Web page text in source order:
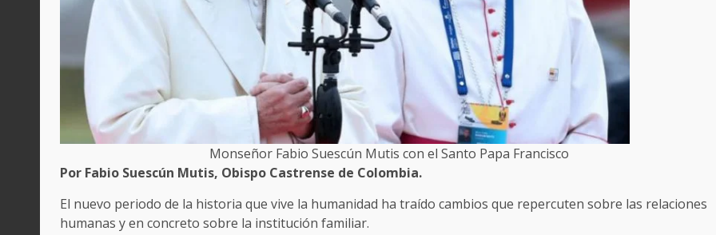
Monseñor Fabio Suescún Mutis con el Santo Papa Francisco
Por Fabio Suescún Mutis, Obispo Castrense de Colombia.
El nuevo periodo de la historia que vive la humanidad ha traído cambios que repercuten sobre las relaciones
humanas y en concreto sobre la institución familiar.